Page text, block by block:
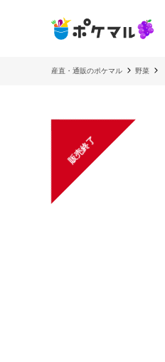
産直・通販のポケマル 野菜
販売終了